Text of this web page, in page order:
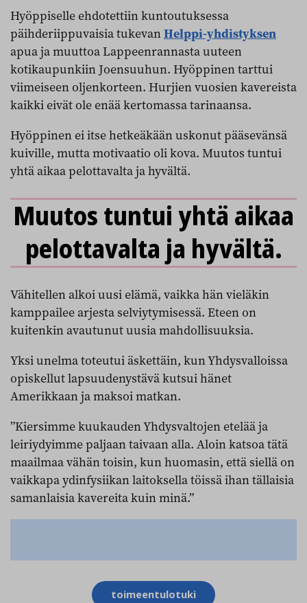
Hyöppiselle ehdotettiin kuntoutuksessa
päihderiippuvaisia tukevanHelppi-yhdistyksen
apua ja muuttoa Lappeenrannasta uuteen
kotikaupunkiin Joensuuhun. Hyöppinen tarttui
viimeiseen oljenkorteen. Hurjien vuosien kavereista
kaikki eivät ole enää kertomassa tarinaansa.
Hyöppinen ei itse hetkeäkään uskonut pääsevänsä
kuiville, mutta motivaatio oli kova. Muutos tuntui
yhtä aikaa pelottavalta ja hyvältä.
Muutos tuntui yhtä aikaa
pelottavalta ja hyvältä.
Vähitellen alkoi uusi elämä, vaikka hän vieläkin
kamppailee arjesta selviytymisessä. Eteen on
kuitenkin avautunut uusia mahdollisuuksia.
Yksi unelma toteutui äskettäin, kun Yhdysvalloissa
opiskellut lapsuudenystävä kutsui hänet
Amerikkaan ja maksoi matkan.
”Kiersimme kuukauden Yhdysvaltojen etelää ja
leiriydyimme paljaan taivaan alla. Aloin katsoa tätä
maailmaa vähän toisin, kun huomasin, että siellä on
vaikkapa ydinfysiikan laitoksella töissä ihan tällaisia
samanlaisia kavereita kuin minä.”
Aihesanat
toimeentulotuki